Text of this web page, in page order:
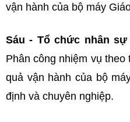
vận hành của bộ máy
Sáu - Tổ chức nhân
Phân công nhiệm vụ
quả vận hành của bộ
định và chuyên nghiệp.